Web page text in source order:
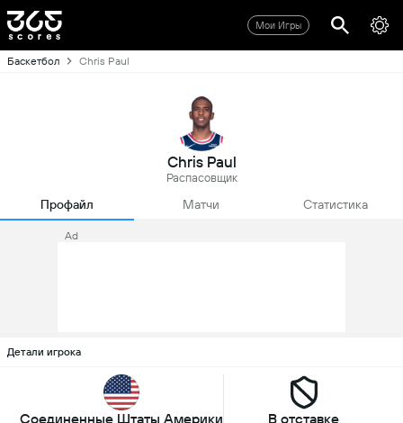
Мои Игры
Баскетбол Chris Paul
Chris Paul
Распасовщик
Профайл Матчи Статистика
Ad
Детали игрока
Соединенные Штаты Америки В отставке